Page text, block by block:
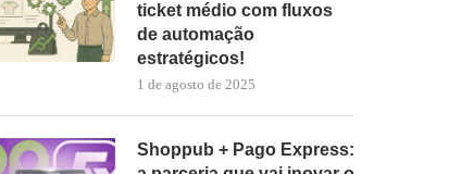
ticket médio com fluxos
de automação
estratégicos!
1 de agosto de 2025
Shoppub + Pago Express: